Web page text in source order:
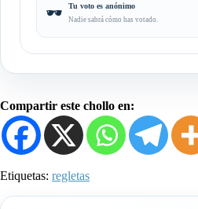
🕶️ Tu voto es anónimo
Nadie sabrá cómo has votado.
Compartir este chollo en:
Etiquetas: regletas